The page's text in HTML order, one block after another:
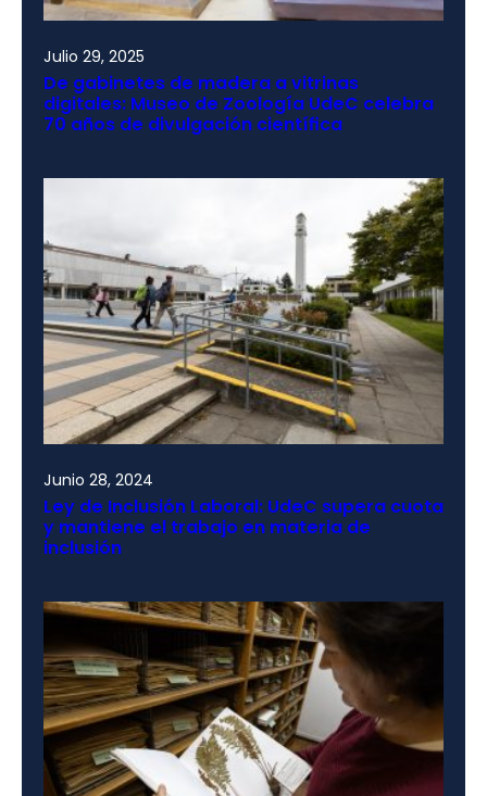
Julio 29, 2025
De gabinetes de madera a vitrinas
digitales: Museo de Zoología UdeC celebra
70 años de divulgación científica
Junio 28, 2024
Ley de Inclusión Laboral: UdeC supera cuota
y mantiene el trabajo en materia de
inclusión